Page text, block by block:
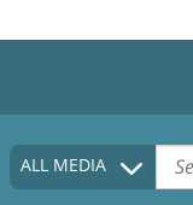
HOME
COLLECTIONS
ALL MEDIA